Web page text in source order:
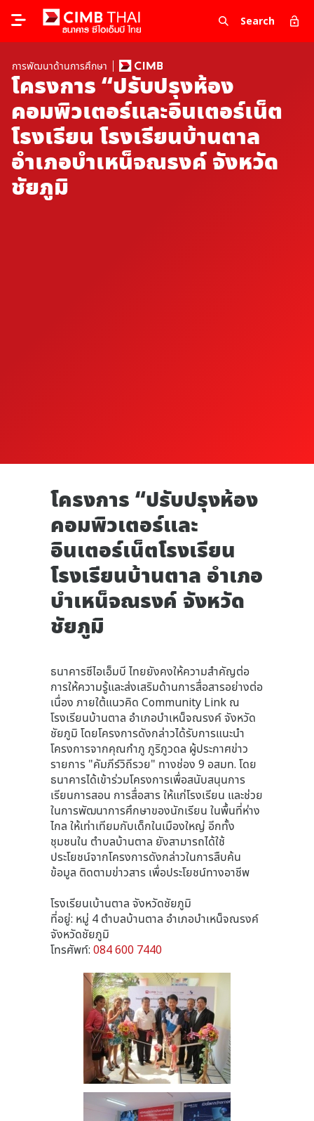
Search
การพัฒนาด้านการศึกษา
โครงการ “ปรับปรุงห้อง
คอมพิวเตอร์และอินเตอร์เน็ต
โรงเรียน โรงเรียนบ้านตาล
อำเภอบำเหน็จณรงค์ จังหวัด
ชัยภูมิ
โครงการ “ปรับปรุงห้อง
คอมพิวเตอร์และ
อินเตอร์เน็ตโรงเรียน
โรงเรียนบ้านตาล อำเภอ
บำเหน็จณรงค์ จังหวัด
ชัยภูมิ
ธนาคารซีไอเอ็มบี ไทยยังคงให้ความสำคัญต่อ
การให้ความรู้และส่งเสริมด้านการสื่อสารอย่างต่อ
เนื่อง ภายใต้แนวคิด Community Link ณ
โรงเรียนบ้านตาล อำเภอบำเหน็จณรงค์ จังหวัด
ชัยภูมิ โดยโครงการดังกล่าวได้รับการแนะนำ
โครงการจากคุณกำภู ภูริภูวดล ผู้ประกาศข่าว
รายการ "คัมภีร์วิถีรวย" ทางช่อง 9 อสมท. โดย
ธนาคารได้เข้าร่วมโครงการเพื่อสนับสนุนการ
เรียนการสอน การสื่อสาร ให้แก่โรงเรียน และช่วย
ในการพัฒนาการศึกษาของนักเรียน ในพื้นที่ห่าง
ไกล ให้เท่าเทียมกับเด็กในเมืองใหญ่ อีกทั้ง
ชุมชนใน ตำบลบ้านตาล ยังสามารถได้ใช้
ประโยชน์จากโครงการดังกล่าวในการสืบค้น
ข้อมูล ติดตามข่าวสาร เพื่อประโยชน์ทางอาชีพ
โรงเรียนเบ้านตาล จังหวัดชัยภูมิ
ที่อยู่: หมู่ 4 ตำบลบ้านตาล อำเภอบำเหน็จณรงค์
จังหวัดชัยภูมิ
โทรศัพท์: 084 600 7440